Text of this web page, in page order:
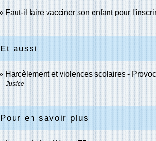
Faut-il faire vacciner son enfant pour
Et aussi
Harcèlement et violences scolaires -
Justice
Pour en savoir plus